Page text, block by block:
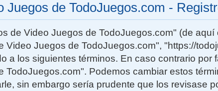
Juegos de TodoJuegos.com -
de Video Juegos de TodoJuegos.com" (de
Video Juegos de TodoJuegos.com", "https://
a los siguientes términos. En caso contrario por
TodoJuegos.com". Podemos cambiar estos
sin embargo sería prudente que los revisase